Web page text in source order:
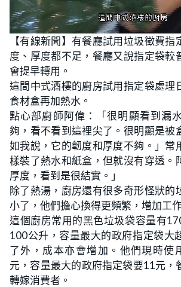
U
n
m
t
e
o
a
d
e
3
.
6
%
【有線新聞】有餐廳試用垃圾徵費指
度、厚度都不足，餐廳又說指定袋較
會提早轉用。
這間中式酒樓的廚房試用指定袋處理
食材盒再加熱水。
點心部廚師阿偉：「很明顯看到漏
夠，看不看到這裡尖了。很明顯是被
如我說，它的韌度和厚度不夠。」常
樣裝了熱水和紙盒，但就沒有穿透。
厚度，看到是很結實。」
除了熱湯，廚房還有很多奇形怪狀的
小了，他們擔心換得更頻繁，增加工
這個廚房常用的黑色垃圾袋容量有
100公升，容量最大的政府指定袋大
了外，成本亦會增加。他們現時使
元，容量最大的政府指定袋要11元，
轉嫁消費者。